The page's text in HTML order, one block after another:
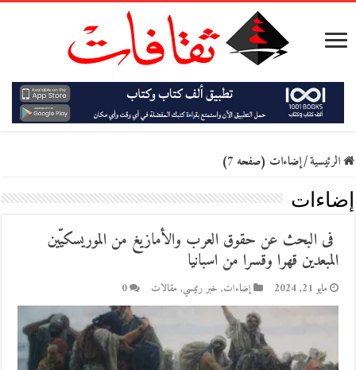
الرئيسية/إضاءات (صفحه 7)
إضاءات
فى البحث عن حقوق العرب والأمازيغ من الموريسكيّين
المبعدين قهرا وقسرا من اسبانيا
مايو 21, 2024 إضاءات, خبر رئيسي, مقالات 0